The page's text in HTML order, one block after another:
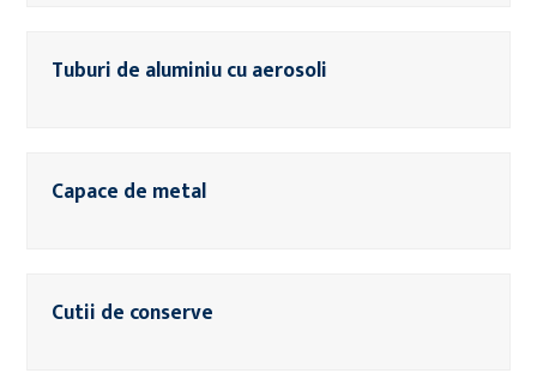
Tuburi de aluminiu cu aerosoli
Capace de metal
Cutii de conserve